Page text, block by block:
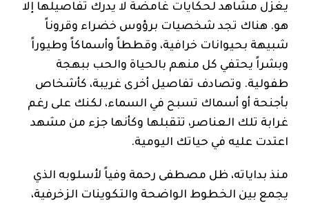
يغزل مشاهد لحكايات غامضة لا يدرك تفاصيلها إلا
هو. هناك تجد شخصيات برؤوس خضراء وقروناً
شبيهة بحيوانات خرافية، وقططاً وأسماكاً وطيوراً
وبشراً يحتفي كل منهم بالحياة والحب ببهجة
طفولية. وتصادف تفاصيل أخرى غريبة، كأشخاص
بأجنحة أو أسماك تسبح في السماء، لكنك على رغم
غرابة تلك العناصر، تتقبلها وكأنها جزء من مشهد
اعتدت عليه في حياتك اليومية.
منذ بداياته، ظل مصطفى رحمة وفياً لأسلوبه الذي
يجمع بين الخطوط الواضحة والتكوينات الزخرفية،